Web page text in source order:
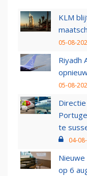
KLM
05-08-
Riyadh
05-08-
te
04-
op 6